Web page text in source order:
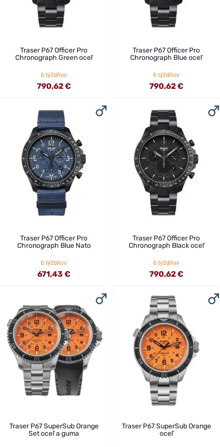
Traser P67 Officer Pro
Chronograph Green oceľ
6 týždňov
790,62 €
Traser P67 Officer Pro
Chronograph Blue oceľ
6 týždňov
790,62 €
Traser P67 Officer Pro
Chronograph Blue Nato
6 týždňov
671,43 €
Traser P67 Officer Pro
Chronograph Black oceľ
6 týždňov
790,62 €
Traser P67 SuperSub Orange
Set oceľ a guma
Traser P67 SuperSub Orange
oceľ